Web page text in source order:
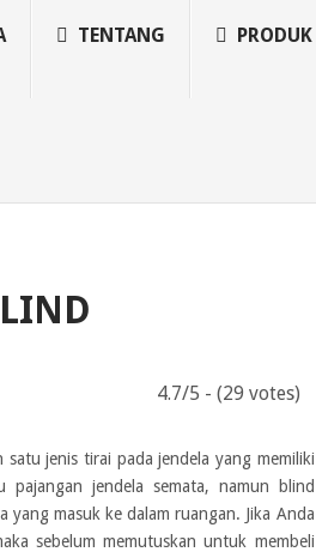
TENTANG PRODUK
4.7/5 - (29 votes)
satu jenis tirai pada jendela yang memiliki
jendela semata, namun blind
masuk ke dalam ruangan. Jika Anda
sebelum memutuskan untuk membeli